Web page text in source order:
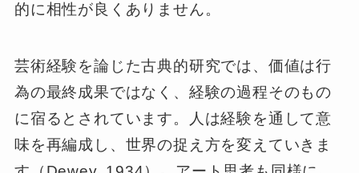
的に相性が良くありません。
芸術経験を論じた古典的研究では、価値は行
為の最終成果ではなく、経験の過程そのもの
に宿るとされています。人は経験を通して意
味を再編成し、世界の捉え方を変えていきま